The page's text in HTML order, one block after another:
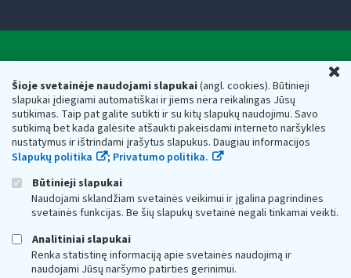
Šioje svetainėje naudojami slapukai(angl. cookies). Būtinieji
slapukai įdiegiami automatiškai ir jiems nėra reikalingas Jūsų
sutikimas. Taip pat galite sutikti ir su kitų slapukų naudojimu. Savo
sutikimą bet kada galėsite atšaukti pakeisdami interneto naršyklės
nustatymus ir ištrindami įrašytus slapukus. Daugiau informacijos
Slapukų politika
; Privatumo politika.
Būtinieji slapukai
Naudojami sklandžiam svetainės veikimui ir įgalina pagrindines
svetainės funkcijas. Be šių slapukų svetainė negali tinkamai veikti.
Analitiniai slapukai
Renka statistinę informaciją apie svetainės naudojimą ir
naudojami Jūsų naršymo patirties gerinimui.
Respublikos finansų ministerijos
Biudžetinė įstaiga. Juridinio asmens kodas — 188659752,
adresas: Vasario 16-osios g. 14, 01107 Vilnius, Lietuva, el.paštas:
vmi@vmi.lt, E. pristatymo dėžutės adresas 188659752
Duomenys apie Valstybinę mokesčių inspekciją prie Lietuvos
Respublikos finansų ministerijos kaupiami ir saugomi Juridinių